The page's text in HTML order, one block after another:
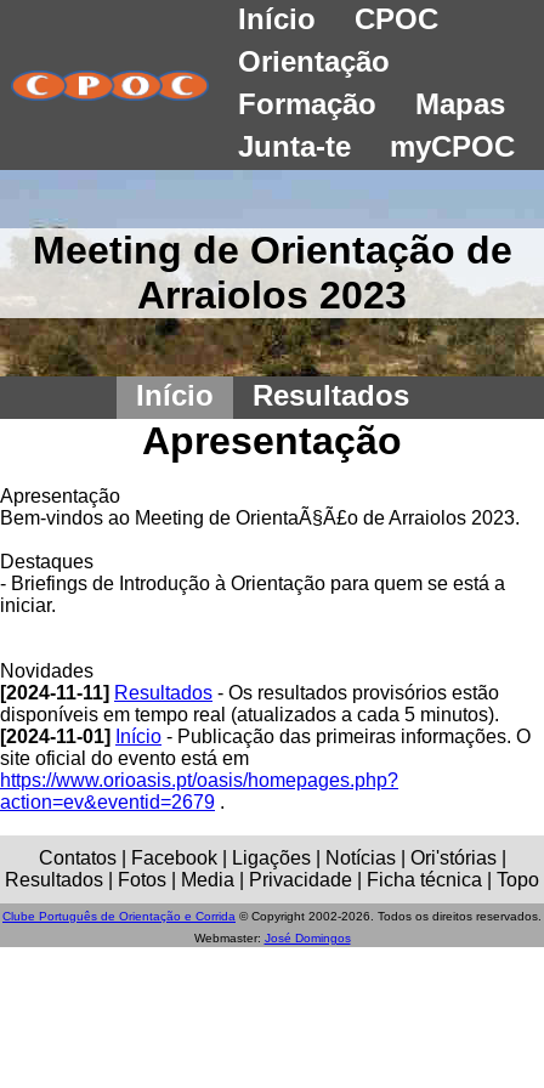
Início
CPOC
Orientação
Formação
Mapas
Junta-te
myCPOC
Meeting de Orientação de
Arraiolos 2023
Início Resultados
Apresentação
Apresentação
Bem-vindos ao Meeting de OrientaÃ§Ã£o de Arraiolos 2023.
Destaques
- Briefings de Introdução à Orientação para quem se está a
iniciar.
Novidades
[2024-11-11] Resultados - Os resultados provisórios estão
disponíveis em tempo real (atualizados a cada 5 minutos).
[2024-11-01]
Início - Publicação das primeiras informações. O
site oficial do evento está em
https://www.orioasis.pt/oasis/homepages.php?
action=ev&eventid=2679 .
Contatos | Facebook | Ligações | Notícias | Ori'stórias |
Resultados | Fotos | Media | Privacidade | Ficha técnica | Topo
Clube Português de Orientação e Corrida © Copyright 2002-2026. Todos os direitos reservados.
Webmaster: José Domingos